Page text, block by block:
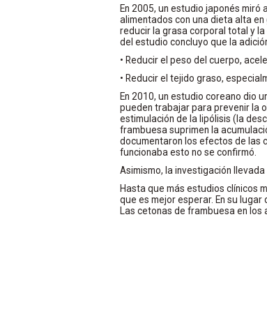
En 2005, un estudio japonés
alimentados con una dieta alta
reducir la grasa corporal total y
del estudio concluyo que la
• Reducir el peso del cuerpo,
• Reducir el tejido graso,
En 2010, un estudio coreano dio
pueden trabajar para prevenir la
estimulación de la lipólisis (la
frambuesa suprimen la
documentaron los efectos de las
funcionaba esto no se confirmó.
Asimismo, la investigación
Hasta que más estudios clínicos
que es mejor esperar. En su
Las cetonas de frambuesa en